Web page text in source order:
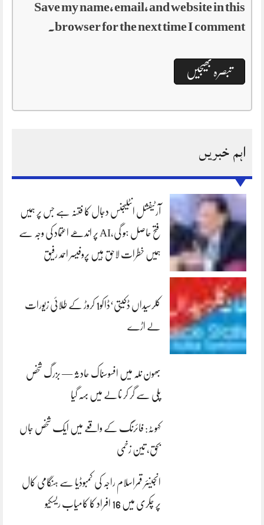
Save my name, email, and website in this
browser for the next time I comment.
اہم خبریں
آرٹیفشل انٹلیجنس دجال کا فتنہ ہے جس پر ہمیں
فتح حاصل ہو گی،AI پر اندھے اعتماد کی وجہ سے
ہمیں خطرات لاحق ہیں پروفیسر احمد رفیق
کلرسیداں ڈکیتی‘ڈاکو1 کروڑ کے طلائی زیورات
لے اڑے
بھون نلہ میں افسوسناک حادثہ — بزرگ شخص
پلی سے گر کر نالے میں بہہ گیا
کہوٹہ: فائرنگ کے واقعے میں ایک شخص جاں
بحق، تین زخمی
انجینئر قمراسلام راجہ کی کمبوڈیا سے ہنگامی کال
پر چکری میں 16 افراد کا کامیاب ریسکیو